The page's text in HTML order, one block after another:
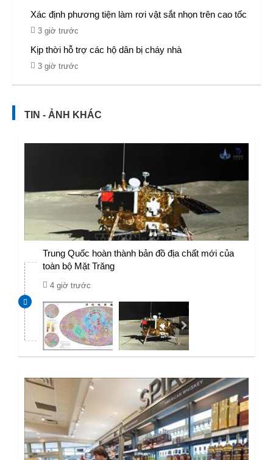
Xác định phương tiện làm rơi vật sắt nhọn trên cao tốc
3 giờ trước
Kịp thời hỗ trợ các hộ dân bị cháy nhà
3 giờ trước
TIN - ẢNH KHÁC
Trung Quốc hoàn thành bản đồ địa chất mới của
toàn bộ Mặt Trăng
4 giờ trước